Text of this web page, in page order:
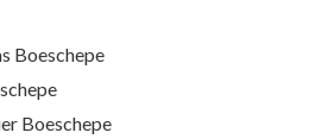
Boeschepe
Boeschepe